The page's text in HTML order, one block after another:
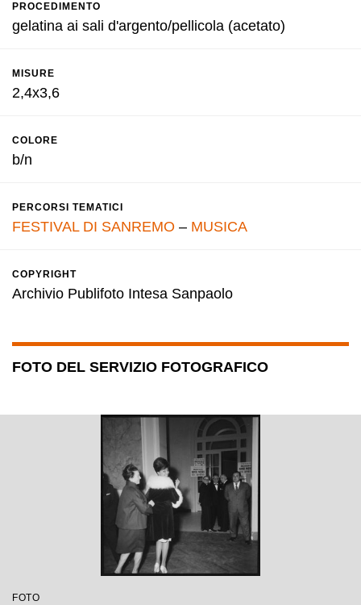
PROCEDIMENTO
gelatina ai sali d'argento/pellicola (acetato)
MISURE
2,4x3,6
COLORE
b/n
PERCORSI TEMATICI
FESTIVAL DI SANREMO – MUSICA
COPYRIGHT
Archivio Publifoto Intesa Sanpaolo
FOTO DEL SERVIZIO FOTOGRAFICO
FOTO